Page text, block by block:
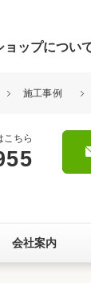
屋根・外壁
ョップについ
値・性能向上
施工事例
こちら
会社案内